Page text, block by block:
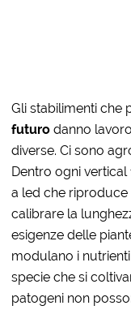
Gli stabilimenti
futuro danno
diverse. Ci sono
Dentro ogni vertical
a led che riproduce
calibrare la
esigenze delle
modulano i
specie che si
patogeni non